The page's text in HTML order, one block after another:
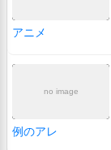
アニメ
no image
例のアレ